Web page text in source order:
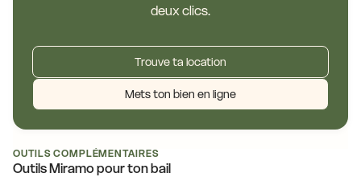
deux clics.
Trouve ta location
Mets ton bien en ligne
OUTILS COMPLÉMENTAIRES
Outils Miramo pour ton bail